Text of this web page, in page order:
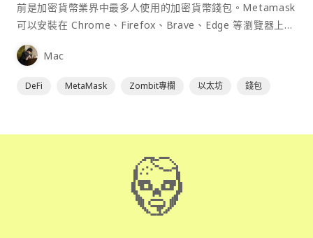
前是加密貨幣業界中最多人使用的加密貨幣錢包。Metamask
可以安裝在 Chrome、Firefox、Brave、Edge 等瀏覽器上作
為插件使用，具備許多功能且使用上非常方便。
Mac
DeFi MetaMask Zombit專欄 以太坊 錢包